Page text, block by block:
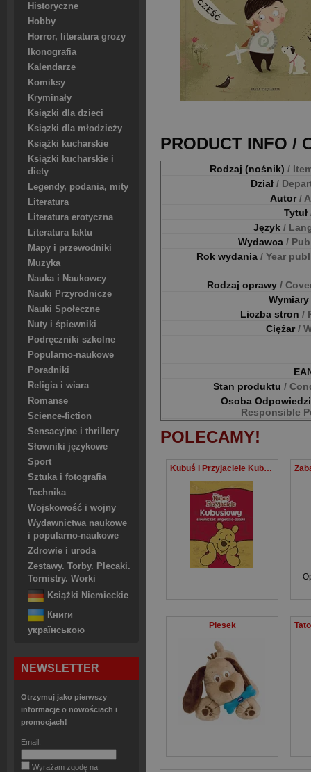
Historyczne
Hobby
Horror, literatura grozy
Ikonografia
Kalendarze
Komiksy
Kryminały
Ksiązki dla dzieci
Ksiązki dla młodzieży
Książki kucharskie
Książki kucharskie i
diety
Legendy, podania, mity
Literatura
Literatura erotyczna
Literatura faktu
Mapy i przewodniki
Muzyka
Nauka i Naukowcy
Nauki Przyrodnicze
Nauki Społeczne
Nuty i śpiewniki
Podręczniki szkolne
Popularno-naukowe
Poradniki
Religia i wiara
Romanse
Science-fiction
Sensacyjne i thrillery
Słowniki językowe
Sport
Sztuka i fotografia
Technika
Wojskowość i wojny
Wydawnictwa naukowe
i popularno-naukowe
Zdrowie i uroda
Zestawy. Torby. Plecaki.
Tornistry. Worki
Książki Niemieckie
Книги
українською
NEWSLETTER
Otrzymuj jako pierwszy
informacje o nowościach i
promocjach!
Email:
Wyrażam zgodę na
PRODUCT INFO /
Rodzaj (nośnik) /
Dział /
Autor/
Tytuł
Język /
Wydawca /
Rok wydania / Year
Rodzaj oprawy /
Wymiary
Liczba stron /
Ciężar/
Stan produktu /
Osoba
Responsible
POLECAMY!
Kubuś i Przyjaciele Kubusiowy słowniczek angielsko-polski
Piesek